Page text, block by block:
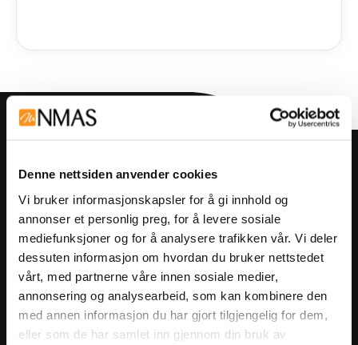
Denne nettsiden anvender cookies
Vi bruker informasjonskapsler for å gi innhold og
annonser et personlig preg, for å levere sosiale
mediefunksjoner og for å analysere trafikken vår. Vi deler
dessuten informasjon om hvordan du bruker nettstedet
vårt, med partnerne våre innen sosiale medier,
annonsering og analysearbeid, som kan kombinere den
med annen informasjon du har gjort tilgjengelig for dem,
eller som de har samlet inn gjennom din bruk av
Meld deg på vårt nyhetsbrev!
arrangementer og kampanjer.
Meld på nyhetsbrev